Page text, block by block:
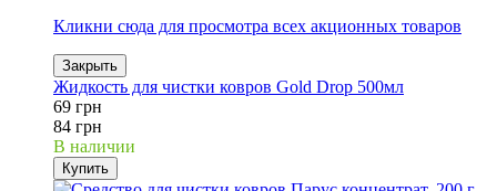
Кликни сюда для просмотра всех акционных товаров
Закрыть
Жидкость для чистки ковров Gold Drop 500мл
69 грн
84 грн
В наличии
Купить